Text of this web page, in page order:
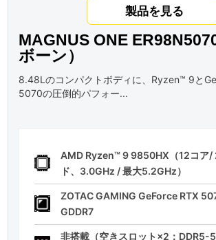
製品を見る
MAGNUS ONE
ボーン）
8.48Lのコンパクトボディに、Ryzen™ 9と
5070の圧倒的パフォー...
AMD Ryzen™ 9 9850HX（12コア/
ド、3.0GHz / 最大5.2GHz）
ZOTAC GAMING GeForce RTX
GDDR7
非搭載（空きスロット×2：DDR5-